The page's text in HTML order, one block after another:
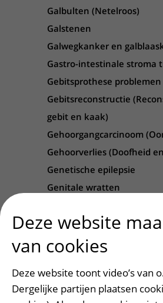
Galbulten (Netelroos)
Galstenen
Galwegkanker en
Gastro-intestinale stroma
Gebitsprothese problemen
Gebitsreconstructie
gebit en kaak)
Gehoorgangcarcinoom
Gehoorverlies (Doofheid
Genetische epilepsie
Genitale wratten
Glaucoom
Glioom (Glioom
Glucose-6-fosfaat-
deficiëntie
Deze website
van cookies
Deze website toont video’s van
Dergelijke partijen plaatsen